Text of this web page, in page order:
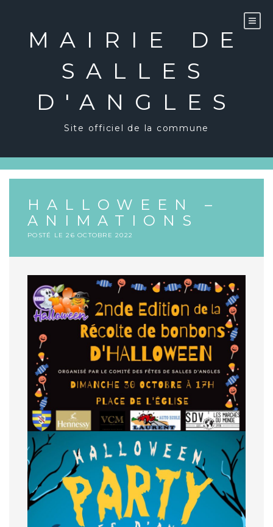
MAIRIE DE
SALLES
D'ANGLES
Site officiel de la commune
HALLOWEEN –
ANIMATIONS
POSTÉ LE26 OCTOBRE 2022